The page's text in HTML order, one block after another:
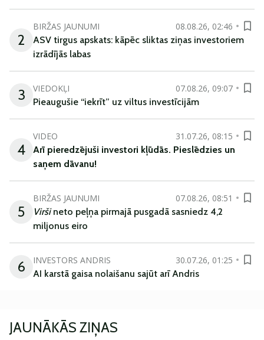
2
BIRŽAS JAUNUMI
08.08.26, 02:46
ASV tirgus apskats: kāpēc sliktas ziņas investoriem
izrādījās labas
3 VIEDOKĻI
07.08.26, 09:07
Pieaugušie “iekrīt” uz viltus investīcijām
4
VIDEO
31.07.26, 08:15
Arī pieredzējuši investori kļūdās. Pieslēdzies un
saņem dāvanu!
5
BIRŽAS JAUNUMI
07.08.26, 08:51
Viršineto peļņa pirmajā pusgadā sasniedz 4,2
miljonus eiro
6 INVESTORS ANDRIS
30.07.26, 01:25
AI karstā gaisa nolaišanu sajūt arī Andris
JAUNĀKĀS ZIŅAS